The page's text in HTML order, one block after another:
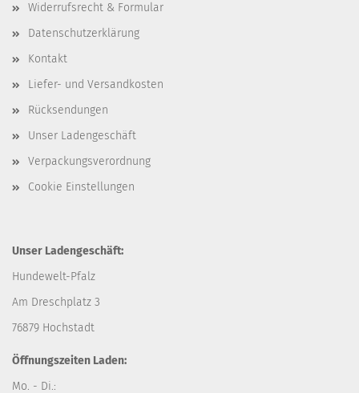
Widerrufsrecht & Formular
Datenschutzerklärung
Kontakt
Liefer- und Versandkosten
Rücksendungen
Unser Ladengeschäft
Verpackungsverordnung
Cookie Einstellungen
Unser Ladengeschäft:
Hundewelt-Pfalz
Am Dreschplatz 3
76879 Hochstadt
Öffnungszeiten Laden:
Mo. - Di.: